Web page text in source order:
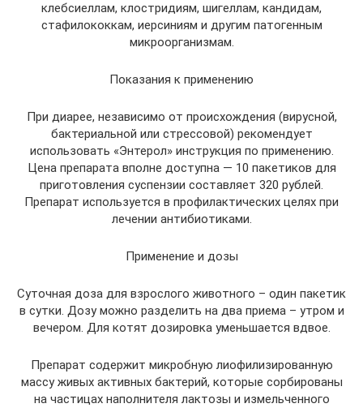
клебсиеллам, клостридиям, шигеллам, кандидам,
стафилококкам, иерсиниям и другим патогенным
микроорганизмам.
Показания к применению
При диарее, независимо от происхождения (вирусной,
бактериальной или стрессовой) рекомендует
использовать «Энтерол» инструкция по применению.
Цена препарата вполне доступна — 10 пакетиков для
приготовления суспензии составляет 320 рублей.
Препарат используется в профилактических целях при
лечении антибиотиками.
Применение и дозы
Суточная доза для взрослого животного – один пакетик
в сутки. Дозу можно разделить на два приема – утром и
вечером. Для котят дозировка уменьшается вдвое.
Препарат содержит микробную лиофилизированную
массу живых активных бактерий, которые сорбированы
на частицах наполнителя лактозы и измельченного